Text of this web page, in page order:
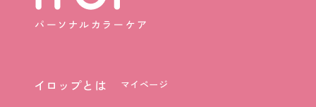
イロップとは マイページ